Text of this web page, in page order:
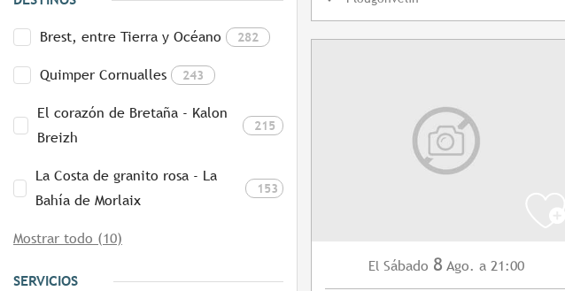
Brest, entre Tierra y Océano 282
Quimper Cornualles 243
El corazón de Bretaña - Kalon
Breizh
215
La Costa de granito rosa - La
Bahía de Morlaix
153
Mostrar todo (10)
SERVICIOS
El Sábado 8 Ago. a 21:00